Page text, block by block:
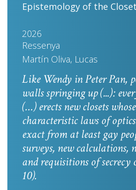
Epistemology of the Closet
2026
Ressenya
Martín Oliva, Lucas
Like Wendy inPeter Pan,
walls springing up (...):
(…) erects new closets
characteristic laws of
exact from at least gay
surveys, new calculations,
and requisitions of secrecy
10).